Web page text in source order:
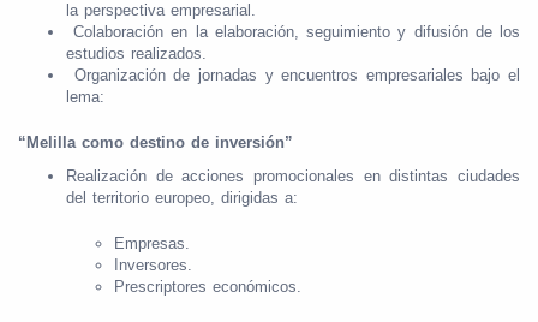
la perspectiva empresarial.
Colaboración en la elaboración, seguimiento y difusión de los
estudios realizados.
Organización de jornadas y encuentros empresariales bajo el
lema:
“Melilla como destino de inversión”
Realización de acciones promocionales en distintas ciudades
del territorio europeo, dirigidas a:
Empresas.
Inversores.
Prescriptores económicos.